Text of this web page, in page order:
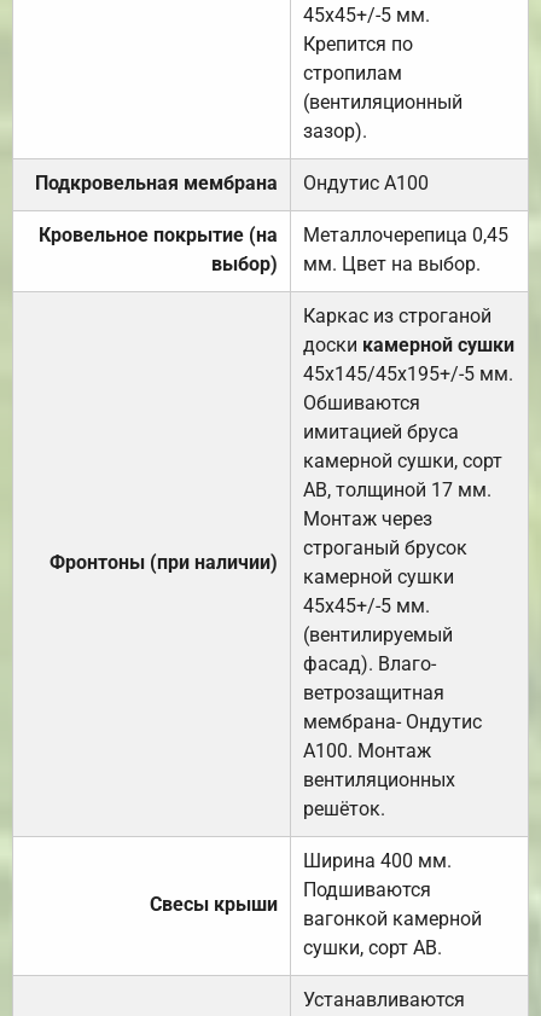
45х45+/-5 мм.
Крепится по
стропилам
(вентиляционный
зазор).
Подкровельная мембрана Ондутис А100
Кровельное покрытие (на
выбор)
Металлочерепица 0,45
мм. Цвет на выбор.
Фронтоны (при наличии)
Каркас из строганой
доски камерной сушки
45х145/45х195+/-5 мм.
Обшиваются
имитацией бруса
камерной сушки, сорт
АВ, толщиной 17 мм.
Монтаж через
строганый брусок
камерной сушки
45х45+/-5 мм.
(вентилируемый
фасад). Влаго-
ветрозащитная
мембрана- Ондутис
А100. Монтаж
вентиляционных
решёток.
Свесы крыши
Ширина 400 мм.
Подшиваются
вагонкой камерной
сушки, сорт АВ.
Устанавливаются